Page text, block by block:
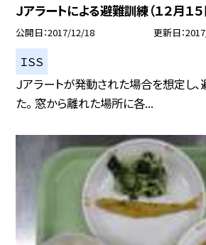
Ｊアラートによる避難訓練（１２月１５
公開日 2017/12/18 更新日
ＩＳＳ
Ｊアラートが発動された場合を想定し
た。 窓から離れた場所に各...